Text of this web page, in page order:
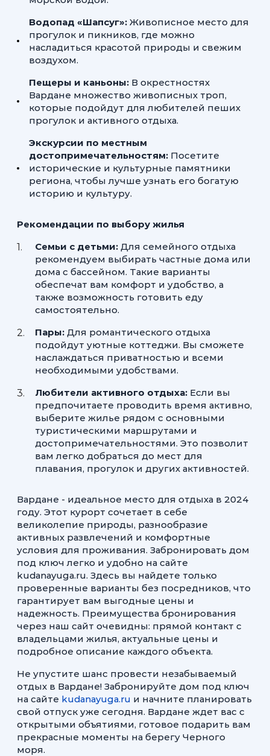
Водопад «Шапсуг»: Живописное место для
прогулок и пикников, где можно
насладиться красотой природы и свежим
воздухом.
Пещеры и каньоны: В окрестностях
Вардане множество живописных троп,
которые подойдут для любителей пеших
прогулок и активного отдыха.
Экскурсии по местным
достопримечательностям: Посетите
исторические и культурные памятники
региона, чтобы лучше узнать его богатую
историю и культуру.
Рекомендации по выбору жилья
Семьи с детьми: Для семейного отдыха
рекомендуем выбирать частные дома или
дома с бассейном. Такие варианты
обеспечат вам комфорт и удобство, а
также возможность готовить еду
самостоятельно.
Пары: Для романтического отдыха
подойдут уютные коттеджи. Вы сможете
наслаждаться приватностью и всеми
необходимыми удобствами.
Любители активного отдыха: Если вы
предпочитаете проводить время активно,
выберите жилье рядом с основными
туристическими маршрутами и
достопримечательностями. Это позволит
вам легко добраться до мест для
плавания, прогулок и других активностей.
Вардане - идеальное место для отдыха в 2024
году. Этот курорт сочетает в себе
великолепие природы, разнообразие
активных развлечений и комфортные
условия для проживания. Забронировать дом
под ключ легко и удобно на сайте
kudanayuga.ru. Здесь вы найдете только
проверенные варианты без посредников, что
гарантирует вам выгодные цены и
надежность. Преимущества бронирования
через наш сайт очевидны: прямой контакт с
владельцами жилья, актуальные цены и
подробное описание каждого объекта.
Не упустите шанс провести незабываемый
отдых в Вардане! Забронируйте дом под ключ
на сайте kudanayuga.ru и начните планировать
свой отпуск уже сегодня. Вардане ждет вас с
открытыми объятиями, готовое подарить вам
прекрасные моменты на берегу Черного
моря.